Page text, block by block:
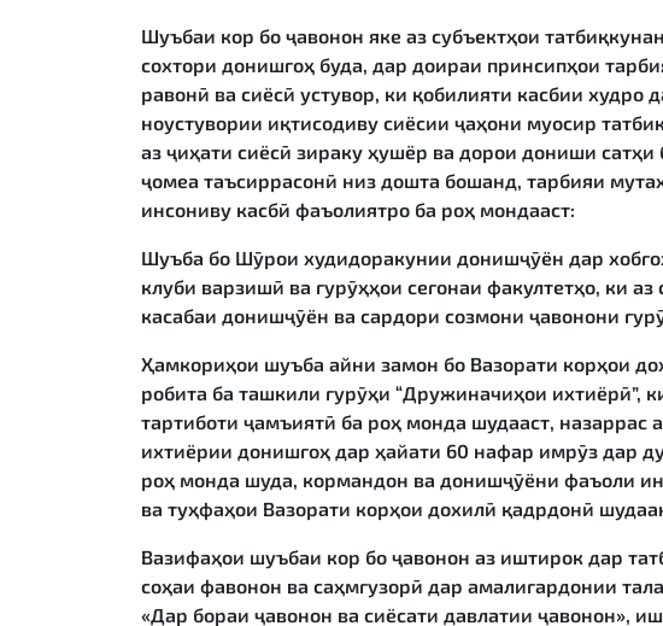
Шуъбаи кор бо ҷавонон яке аз субъектҳои
сохтори донишгоҳ буда, дар доираи принсипҳои
равонӣ ва сиёсӣ устувор, ки қобилияти касбии худро
ноустувории иқтисодиву сиёсии ҷаҳони муосир
аз ҷиҳати сиёсӣ зираку ҳушёр ва дорои дониши сатҳи
ҷомеа таъсиррасонӣ низ дошта бошанд, тарбияи
инсониву касбӣ фаъолиятро ба роҳ мондааст:
Шуъба бо Шӯрои худидоракунии донишҷӯён дар
клуби варзишӣ ва гурӯҳҳои сегонаи факултетҳо, ки
касабаи донишҷӯён ва сардори созмони ҷавонони
Ҳамкориҳои шуъба айни замон бо Вазорати корҳои
робита ба ташкили гурӯҳи “Дружиначиҳои ихтиёрӣ”,
тартиботи ҷамъиятӣ ба роҳ монда шудааст,
ихтиёрии донишгоҳ дар ҳайати 60 нафар имрӯз дар
роҳ монда шуда, кормандон ва донишҷӯёни фаъоли
ва туҳфаҳои Вазорати корҳои дохилӣ қадрдонӣ
Вазифаҳои шуъбаи кор бо ҷавонон аз иштирок дар
соҳаи фавонон ва саҳмгузорӣ дар амалигардонии
«Дар бораи ҷавонон ва сиёсати давлатии ҷавонон»,